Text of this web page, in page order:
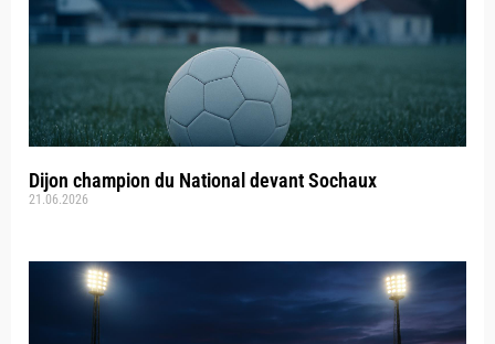
Dijon champion du National devant Sochaux
21.06.2026